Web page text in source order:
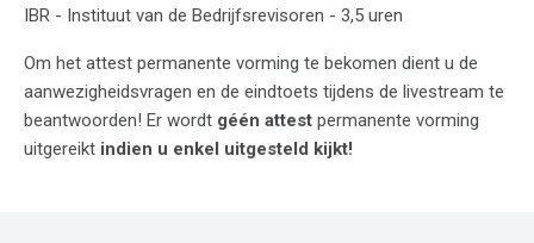
IBR - Instituut van de Bedrijfsrevisoren - 3,5 uren
Om het attest permanente vorming te bekomen dient u de
aanwezigheidsvragen en de eindtoets tijdens de livestream te
beantwoorden! Er wordt géén attest permanente vorming
uitgereikt indien u enkel uitgesteld kijkt!